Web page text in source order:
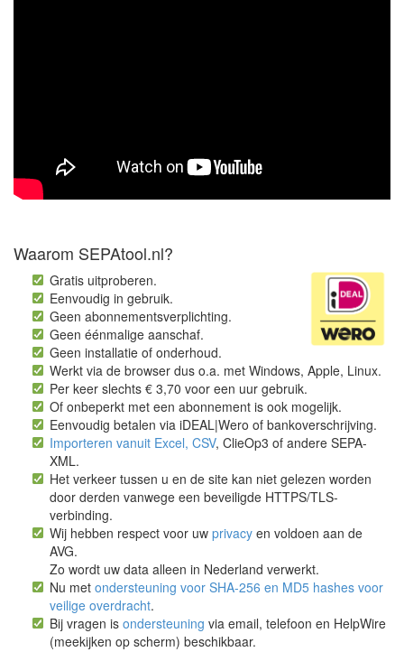
Waarom SEPAtool.nl?
Gratis uitproberen.
Eenvoudig in gebruik.
Geen abonnementsverplichting.
Geen éénmalige aanschaf.
Geen installatie of onderhoud.
Werkt via de browser dus o.a. met Windows, Apple, Linux.
Per keer slechts € 3,70 voor een uur gebruik.
Of onbeperkt met een abonnement is ook mogelijk.
Eenvoudig betalen via iDEAL|Wero of bankoverschrijving.
Importeren vanuit Excel, CSV, ClieOp3 of andere SEPA-
XML.
Het verkeer tussen u en de site kan niet gelezen worden
door derden vanwege een beveiligde HTTPS/TLS-
verbinding.
Wij hebben respect voor uw privacy en voldoen aan de
AVG.
Zo wordt uw data alleen in Nederland verwerkt.
Nu met ondersteuning voor SHA-256 en MD5 hashes voor
veilige overdracht.
Bij vragen is ondersteuning via email, telefoon en HelpWire
(meekijken op scherm) beschikbaar.